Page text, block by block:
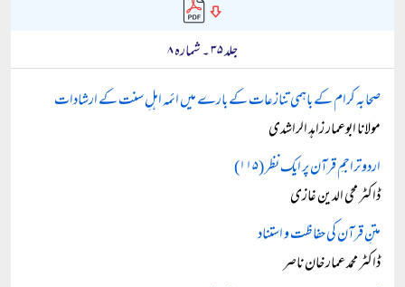
جلد ۳۵ ۔ شمارہ ۸
صحابہ کرام کے باہمی تنازعات کے بارے میں ائمہ اہلِ سنت کے ارشادات
مولانا ابوعمار زاہد الراشدی
اردو تراجمِ قرآن پر ایک نظر (۱۱۵)
ڈاکٹر محی الدین غازی
متنِ قرآن کی حفاظت و استناد
ڈاکٹر محمد عمار خان ناصر